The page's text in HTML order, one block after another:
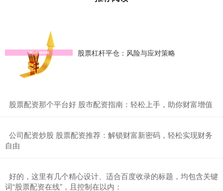
股票杠杆平仓：风险与应对策略
​股票配资那个平台好 股市配资指南：轻松上手，助你财富增值
​公司配资炒股 股票配资推荐：解锁财富新密码，轻松实现财务
自由
​好的，这里有几个精心设计、适合百度收录的标题，均包含关键
词“股票配资在线”，且控制在以内：